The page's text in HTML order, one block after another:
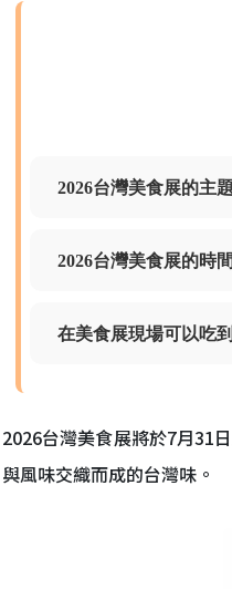
2026台灣美食展的主
2026台灣美食展的時
在美食展現場可以吃
2026台灣美食展將於7月31
與風味交織而成的台灣味。